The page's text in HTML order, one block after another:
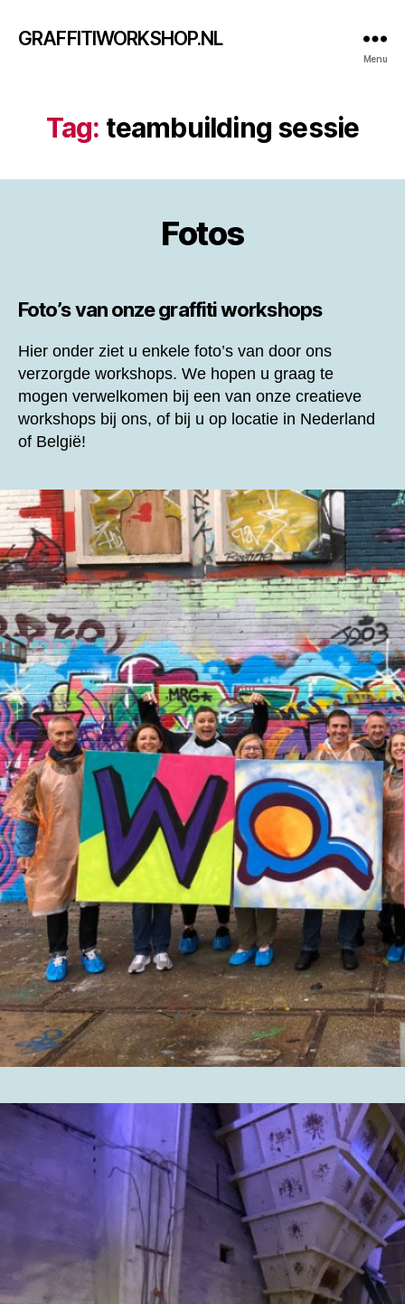
GRAFFITIWORKSHOP.NL
Menu
Tag: teambuilding sessie
Fotos
Foto’s van onze graffiti workshops
Hier onder ziet u enkele foto’s van door ons
verzorgde workshops. We hopen u graag te
mogen verwelkomen bij een van onze creatieve
workshops bij ons, of bij u op locatie in Nederland
of België!